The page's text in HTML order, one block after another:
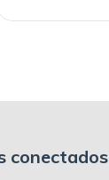
conectados